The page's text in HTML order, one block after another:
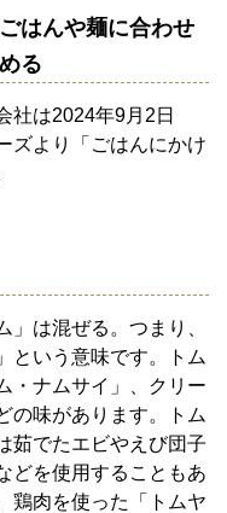
はんや麺に合わせ
る
社は2024年9月2日
ズより「ごはんにかけ
は混ぜる。つまり、
という意味です。トム
・ナムサイ」、クリー
の味があります。トム
茹でたエビやえび団子
どを使用することもあ
鶏肉を使った「トムヤ